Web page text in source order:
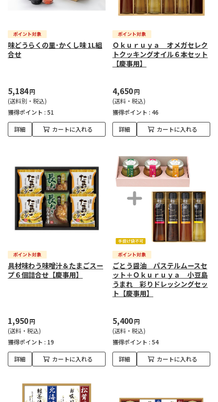
味どうらくの里･かくし味 1L組
合せ
5,184円
(送料別・税込)
獲得ポイント : 51
詳細 カートに入れる
Ｏｋｕｒｕｙａ オメガセレク
トクッキングオイル６本セット
【慶事用】
4,650円
(送料・税込)
獲得ポイント : 46
詳細 カートに入れる
具材味わう味噌汁＆たまごスー
プ６個詰合せ【慶事用】
1,950円
(送料・税込)
獲得ポイント : 19
詳細 カートに入れる
ごとう醤油 パステルムースセ
ット＋Ｏｋｕｒｕｙａ 小豆島
うまれ 彩りドレッシングセッ
ト【慶事用】
5,400円
(送料・税込)
獲得ポイント : 54
詳細 カートに入れる